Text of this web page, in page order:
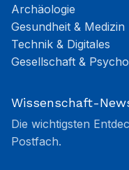
Archäologie
Gesundheit & Medizin
Technik & Digitales
Gesellschaft &
Wissenschaft-
Die wichtigsten
Postfach.